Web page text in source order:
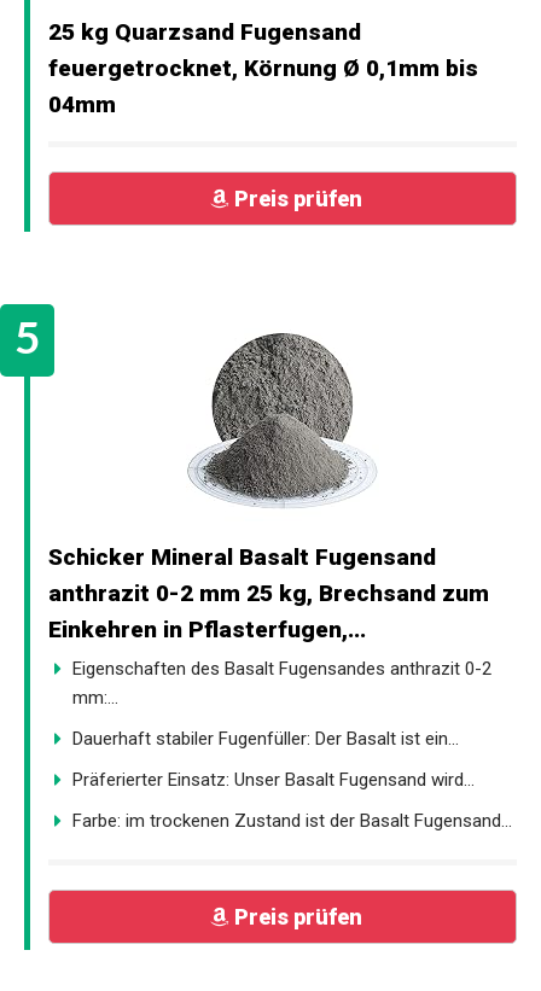
25 kg Quarzsand Fugensand
feuergetrocknet, Körnung Ø 0,1mm bis
04mm
Preis prüfen
Schicker Mineral Basalt Fugensand
anthrazit 0-2 mm 25 kg, Brechsand zum
Einkehren in Pflasterfugen,...
Eigenschaften des Basalt Fugensandes anthrazit 0-2
mm:...
Dauerhaft stabiler Fugenfüller: Der Basalt ist ein...
Präferierter Einsatz: Unser Basalt Fugensand wird...
Farbe: im trockenen Zustand ist der Basalt Fugensand...
Preis prüfen